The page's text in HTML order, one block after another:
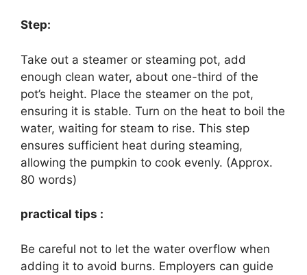
Step:
Take out a steamer or steaming pot, add
enough clean water, about one-third of the
pot’s height. Place the steamer on the pot,
ensuring it is stable. Turn on the heat to boil the
water, waiting for steam to rise. This step
ensures sufficient heat during steaming,
allowing the pumpkin to cook evenly. (Approx.
80 words)
practical tips :
Be careful not to let the water overflow when
adding it to avoid burns. Employers can guide